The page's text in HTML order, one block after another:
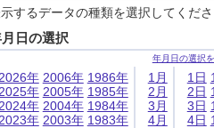
するデータの種類を選択してくだ
日の選択
年月日の選択
2026年
2025年
2024年
2023年
2006年
2005年
2004年
2003年
1986年
1985年
1984年
1983年
1月
2月
3月
4月
1日
2日
3日
4日